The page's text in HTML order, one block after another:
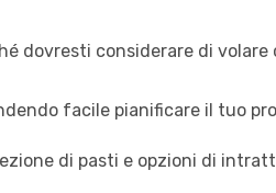
dovresti considerare di volare
facile pianificare il tuo
di pasti e opzioni di